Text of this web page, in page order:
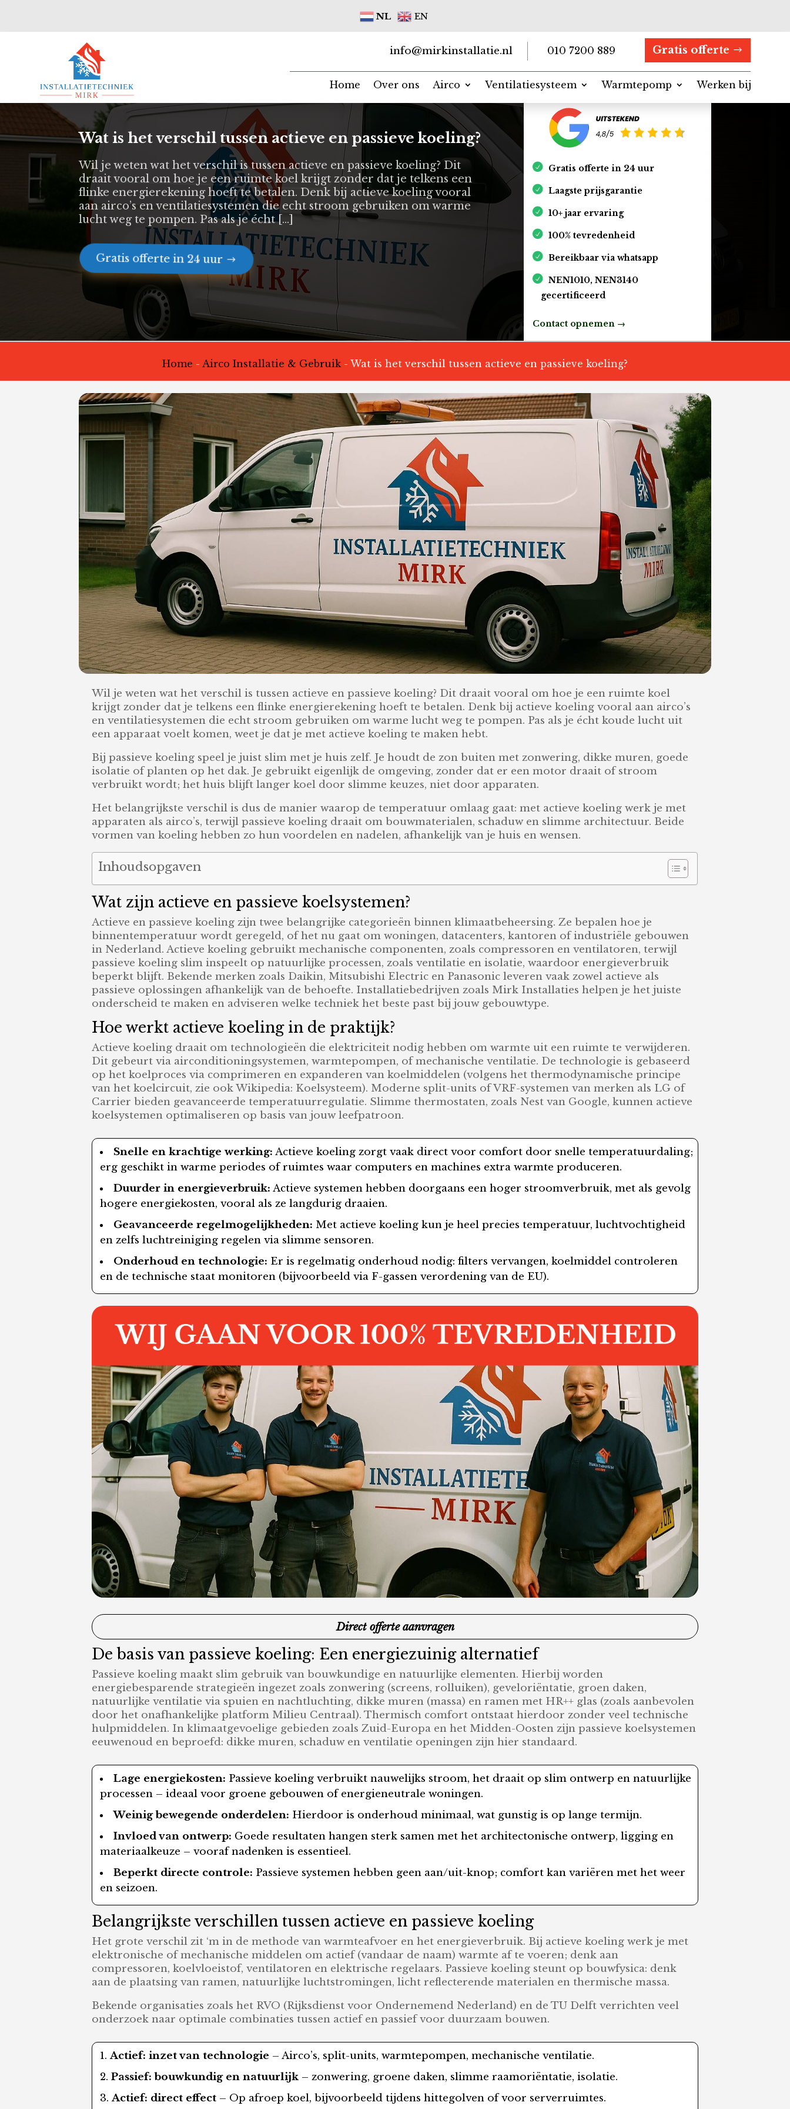
NL EN
Gratis offerte
010 7200 889
info@mirkinstallatie.nl
Home Over ons Airco Ventilatiesysteem Warmtepomp
Werken bij
Wat is het verschil tussen actieve en passieve koeling?
Wil je weten wat het verschil is tussen actieve en passieve koeling? Dit
draait vooral om hoe je een ruimte koel krijgt zonder dat je telkens een
flinke energierekening hoeft te betalen. Denk bij actieve koeling vooral
aan airco’s en ventilatiesystemen die echt stroom gebruiken om warme
lucht weg te pompen. Pas als je écht […]
Gratis offerte in 24 uur
Gratis offerte in 24 uur
Laagste prijsgarantie
10+ jaar ervaring
100% tevredenheid
Bereikbaar via whatsapp
NEN1010, NEN3140
gecertificeerd
Contact opnemen →
Home - Airco Installatie & Gebruik- Wat is het verschil tussen actieve en passieve koeling?
Wil je weten wat het verschil is tussen actieve en passieve koeling? Dit draait vooral om hoe je een ruimte koel
krijgt zonder dat je telkens een flinke energierekening hoeft te betalen. Denk bij actieve koeling vooral aan airco’s
en ventilatiesystemen die echt stroom gebruiken om warme lucht weg te pompen. Pas als je écht koude lucht uit
een apparaat voelt komen, weet je dat je met actieve koeling te maken hebt.
Bij passieve koeling speel je juist slim met je huis zelf. Je houdt de zon buiten met zonwering, dikke muren, goede
isolatie of planten op het dak. Je gebruikt eigenlijk de omgeving, zonder dat er een motor draait of stroom
verbruikt wordt; het huis blijft langer koel door slimme keuzes, niet door apparaten.
Het belangrijkste verschil is dus de manier waarop de temperatuur omlaag gaat: met actieve koeling werk je met
apparaten als airco’s, terwijl passieve koeling draait om bouwmaterialen, schaduw en slimme architectuur. Beide
vormen van koeling hebben zo hun voordelen en nadelen, afhankelijk van je huis en wensen.
Inhoudsopgaven
Wat zijn actieve en passieve koelsystemen?
Actieve en passieve koeling zijn twee belangrijke categorieën binnen klimaatbeheersing. Ze bepalen hoe je
binnentemperatuur wordt geregeld, of het nu gaat om woningen, datacenters, kantoren of industriële gebouwen
in Nederland. Actieve koeling gebruikt mechanische componenten, zoals compressoren en ventilatoren, terwijl
passieve koeling slim inspeelt op natuurlijke processen, zoals ventilatie en isolatie, waardoor energieverbruik
beperkt blijft. Bekende merken zoals Daikin, Mitsubishi Electric en Panasonic leveren vaak zowel actieve als
passieve oplossingen afhankelijk van de behoefte. Installatiebedrijven zoals Mirk Installaties helpen je het juiste
onderscheid te maken en adviseren welke techniek het beste past bij jouw gebouwtype.
Hoe werkt actieve koeling in de praktijk?
Actieve koeling draait om technologieën die elektriciteit nodig hebben om warmte uit een ruimte te verwijderen.
Dit gebeurt via airconditioningsystemen, warmtepompen, of mechanische ventilatie. De technologie is gebaseerd
op het koelproces via comprimeren en expanderen van koelmiddelen (volgens het thermodynamische principe
van het koelcircuit, zie ook Wikipedia: Koelsysteem). Moderne split-units of VRF-systemen van merken als LG of
Carrier bieden geavanceerde temperatuurregulatie. Slimme thermostaten, zoals Nest van Google, kunnen actieve
koelsystemen optimaliseren op basis van jouw leefpatroon.
Snelle en krachtige werking: Actieve koeling zorgt vaak direct voor comfort door snelle temperatuurdaling;
erg geschikt in warme periodes of ruimtes waar computers en machines extra warmte produceren.
Duurder in energieverbruik: Actieve systemen hebben doorgaans een hoger stroomverbruik, met als gevolg
hogere energiekosten, vooral als ze langdurig draaien.
Geavanceerde regelmogelijkheden: Met actieve koeling kun je heel precies temperatuur, luchtvochtigheid
en zelfs luchtreiniging regelen via slimme sensoren.
Onderhoud en technologie: Er is regelmatig onderhoud nodig: filters vervangen, koelmiddel controleren
en de technische staat monitoren (bijvoorbeeld via F-gassen verordening van de EU).
Direct offerte aanvragen
De basis van passieve koeling: Een energiezuinig alternatief
Passieve koeling maakt slim gebruik van bouwkundige en natuurlijke elementen. Hierbij worden
energiebesparende strategieën ingezet zoals zonwering (screens, rolluiken), geveloriëntatie, groen daken,
natuurlijke ventilatie via spuien en nachtluchting, dikke muren (massa) en ramen met HR++ glas (zoals aanbevolen
door het onafhankelijke platform Milieu Centraal). Thermisch comfort ontstaat hierdoor zonder veel technische
hulpmiddelen. In klimaatgevoelige gebieden zoals Zuid-Europa en het Midden-Oosten zijn passieve koelsystemen
eeuwenoud en beproefd: dikke muren, schaduw en ventilatie openingen zijn hier standaard.
Lage energiekosten: Passieve koeling verbruikt nauwelijks stroom, het draait op slim ontwerp en natuurlijke
processen – ideaal voor groene gebouwen of energieneutrale woningen.
Weinig bewegende onderdelen: Hierdoor is onderhoud minimaal, wat gunstig is op lange termijn.
Invloed van ontwerp: Goede resultaten hangen sterk samen met het architectonische ontwerp, ligging en
materiaalkeuze – vooraf nadenken is essentieel.
Beperkt directe controle: Passieve systemen hebben geen aan/uit-knop; comfort kan variëren met het weer
en seizoen.
Belangrijkste verschillen tussen actieve en passieve koeling
Het grote verschil zit ‘m in de methode van warmteafvoer en het energieverbruik. Bij actieve koeling werk je met
elektronische of mechanische middelen om actief (vandaar de naam) warmte af te voeren; denk aan
compressoren, koelvloeistof, ventilatoren en elektrische regelaars. Passieve koeling steunt op bouwfysica: denk
aan de plaatsing van ramen, natuurlijke luchtstromingen, licht reflecterende materialen en thermische massa.
Bekende organisaties zoals het RVO (Rijksdienst voor Ondernemend Nederland) en de TU Delft verrichten veel
onderzoek naar optimale combinaties tussen actief en passief voor duurzaam bouwen.
Actief: inzet van technologie – Airco’s, split-units, warmtepompen, mechanische ventilatie.
Passief: bouwkundig en natuurlijk – zonwering, groene daken, slimme raamoriëntatie, isolatie.
Actief: direct effect – Op afroep koel, bijvoorbeeld tijdens hittegolven of voor serverruimtes.